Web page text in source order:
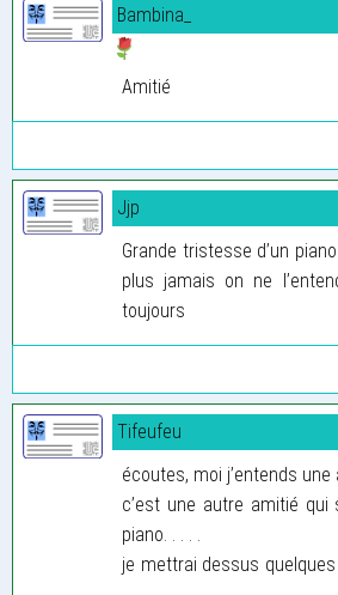
Bambina_
Amitié
Jjp
Grande tristesse d’un
plus jamais on ne
toujours
Tifeufeu
écoutes, moi j’entends une
c’est une autre amitié
piano. . . . .
je mettrai dessus quelques